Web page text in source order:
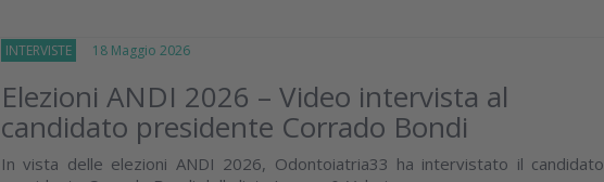
INTERVISTE 18 Maggio 2026
Elezioni ANDI 2026 – Video intervista al
candidato presidente Corrado Bondi
In vista delle elezioni ANDI 2026, Odontoiatria33 ha intervistato il candidato